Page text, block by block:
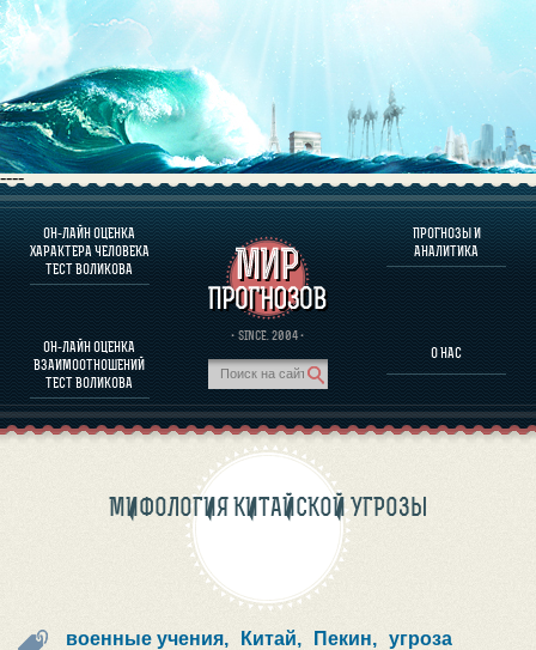
----
ОН-ЛАЙН ОЦЕНКА
ХАРАКТЕРА ЧЕЛОВЕКА
ТЕСТ ВОЛИКОВА
ОН-ЛАЙН ОЦЕНКА
ВЗАИМООТНОШЕНИЙ
ТЕСТ ВОЛИКОВА
· SINCE. 2004 ·
ПРОГНОЗЫ И
АНАЛИТИКА
О НАС
О ПРОГРАММЕ
ОЦЕНКА ХАРАКТЕРA ЧЕЛОВЕКА
ОЦЕНКА ХАРАКТЕРА ВЫДАЮЩИХСЯ ЛИЧНОСТЕЙ
О ПРОГРАММЕ
ПРОГНОЗЫ И АНАЛИТИКА
МИФОЛОГИЯ КИТАЙСКОЙ УГРОЗЫ
военные учения, Китай, Пекин, угроза